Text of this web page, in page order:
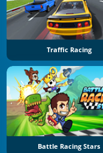
Traffic Racing
Battle Racing Stars